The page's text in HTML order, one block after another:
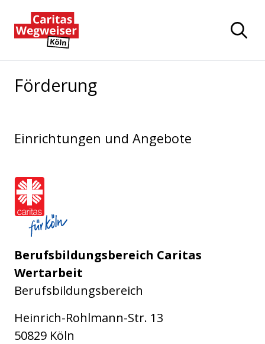
Zur Startseite navigieren
Förderung
Einrichtungen und Angebote
Berufsbildungsbereich Caritas
Wertarbeit
Berufsbildungsbereich
Heinrich-Rohlmann-Str. 13
50829 Köln